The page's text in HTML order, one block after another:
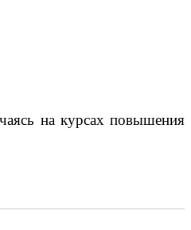
на курсах повышения